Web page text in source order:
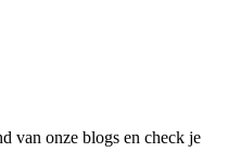
van onze blogs en check je